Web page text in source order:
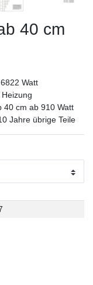
40 cm
Watt
40 cm ab 910 Watt
Jahre übrige Teile